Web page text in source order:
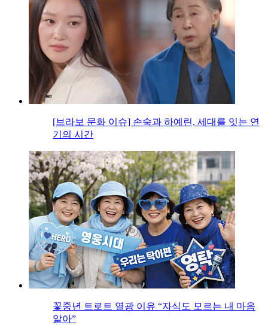
[브라보 문화 이슈] 손숙과 하예린, 세대를 잇는 연
기의 시간
꽃중년 트로트 열광 이유 “자식도 모르는 내 마음
알아”